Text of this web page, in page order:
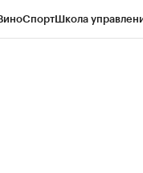
СпортШкола